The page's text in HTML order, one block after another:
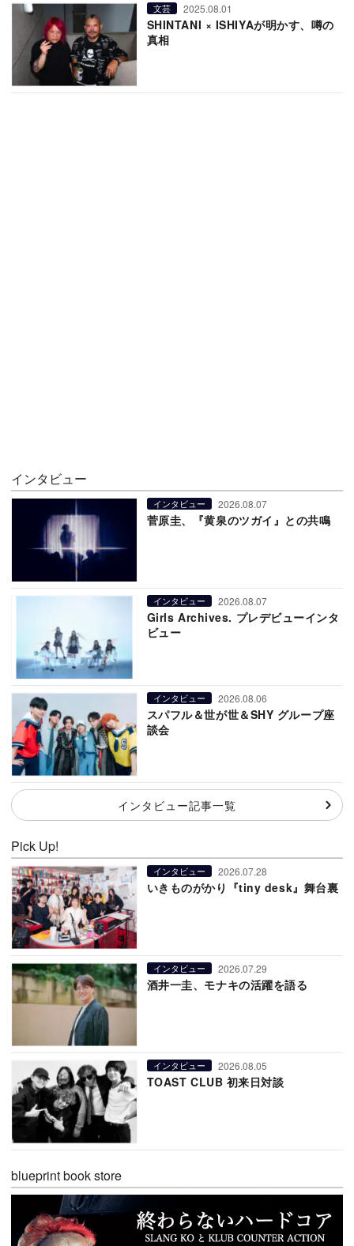
文芸 2025.08.01
SHINTANI × ISHIYAが明かす、噂の
真相
インタビュー
インタビュー 2026.08.07
菅原圭、『黄泉のツガイ』との共鳴
インタビュー 2026.08.07
Girls Archives. プレデビューインタ
ビュー
インタビュー 2026.08.06
スパフル＆世が世＆SHY グループ座
談会
インタビュー記事一覧
Pick Up!
インタビュー 2026.07.28
いきものがかり『tiny desk』舞台裏
インタビュー 2026.07.29
酒井一圭、モナキの活躍を語る
インタビュー 2026.08.05
TOAST CLUB 初来日対談
blueprint book store